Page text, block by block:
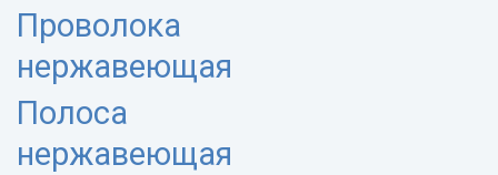
Проволока
нержавеющая
Полоса
нержавеющая